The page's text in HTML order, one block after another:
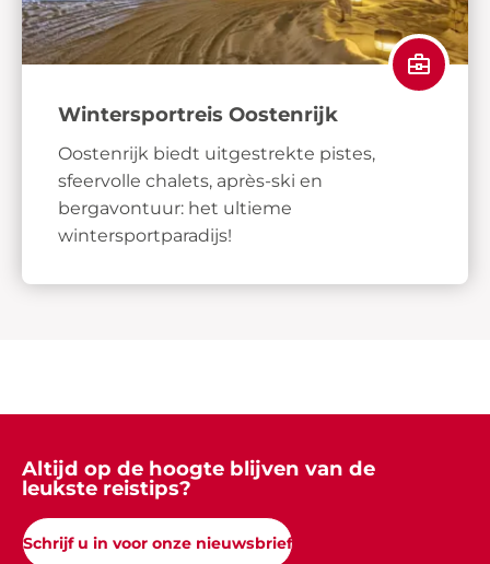
Wintersportreis Oostenrijk
Oostenrijk biedt uitgestrekte pistes,
sfeervolle chalets, après-ski en
bergavontuur: het ultieme
wintersportparadijs!
Altijd op de hoogte blijven van de
leukste reistips?
Schrijf u in voor onze nieuwsbrief